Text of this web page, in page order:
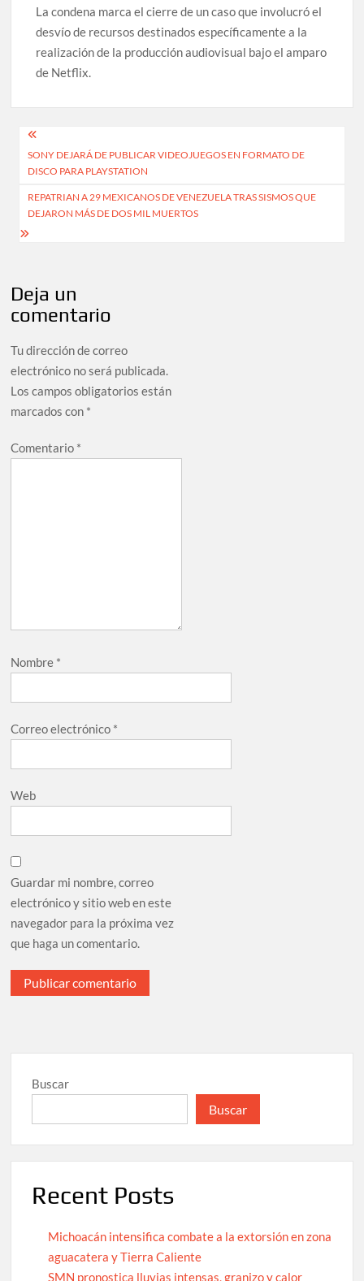
La condena marca el cierre de un caso que involucró el
desvío de recursos destinados específicamente a la
realización de la producción audiovisual bajo el amparo
de Netflix.
Navegación
de
entradas
SONY DEJARÁ DE PUBLICAR VIDEOJUEGOS EN FORMATO DE
DISCO PARA PLAYSTATION
REPATRIAN A 29 MEXICANOS DE VENEZUELA TRAS SISMOS QUE
DEJARON MÁS DE DOS MIL MUERTOS
Deja un
comentario
Tu dirección de correo
electrónico no será publicada.
Los campos obligatorios están
marcados con *
Comentario *
Nombre *
Correo electrónico *
Web
Guardar mi nombre, correo
electrónico y sitio web en este
navegador para la próxima vez
que haga un comentario.
Buscar
Buscar
Recent Posts
Michoacán intensifica combate a la extorsión en zona
aguacatera y Tierra Caliente
SMN pronostica lluvias intensas, granizo y calor